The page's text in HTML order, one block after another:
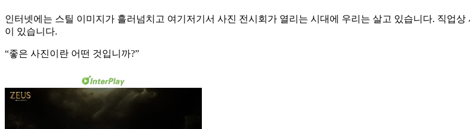
인터넷에는 스틸 이미지가 흘러넘치고 여기저기서 사진 전시회가 열리는 시대에 우리는 살고 있습니다. 직업
이 있습니다.
“좋은 사진이란 어떤 것입니까?”